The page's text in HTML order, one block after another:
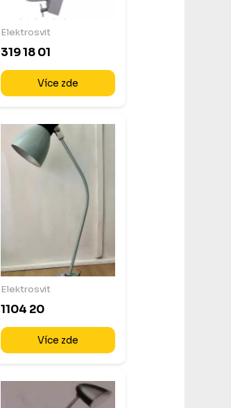
Elektrosvit
319 18 01
Více zde
Elektrosvit
1104 20
Více zde